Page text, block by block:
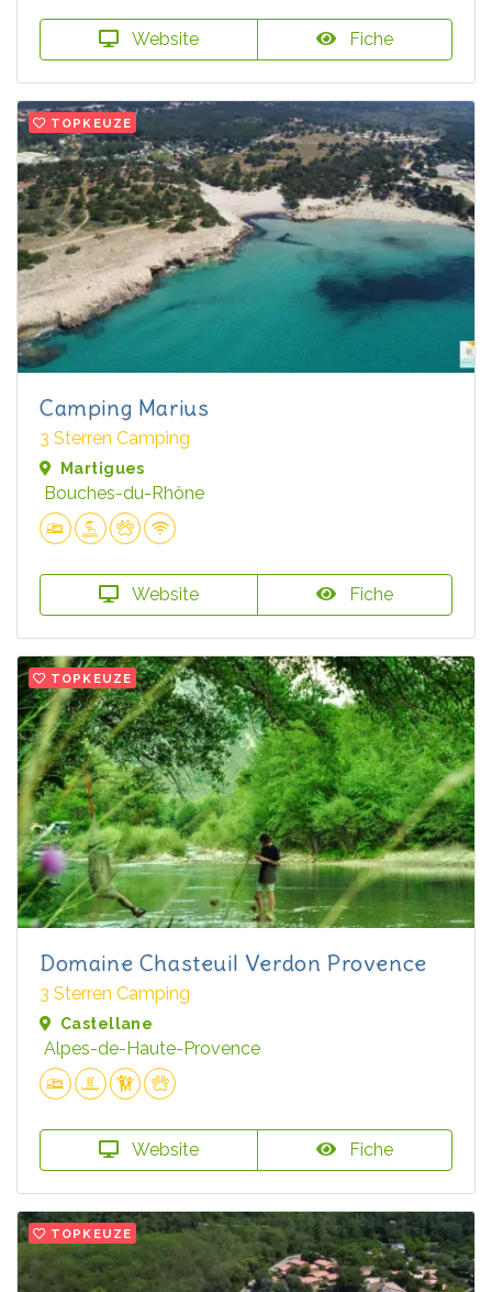
Website Fiche
TOPKEUZE
Camping Marius
3 Sterren Camping
Martigues
Bouches-du-Rhône
Website Fiche
TOPKEUZE
Domaine Chasteuil Verdon Provence
3 Sterren Camping
Castellane
Alpes-de-Haute-Provence
Website Fiche
TOPKEUZE